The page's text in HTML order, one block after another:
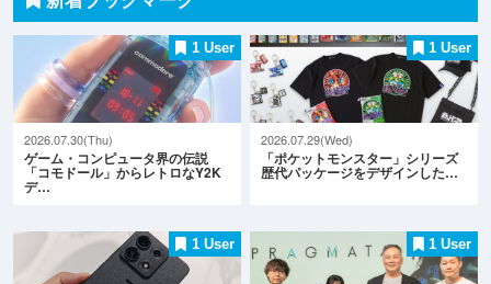
1 User
2026.07.30(Thu)
ゲーム・コンピュータ界の伝説
「コモドール」からレトロなY2K
デ…
1 User
2026.07.29(Wed)
「ポケットモンスター」シリーズ
歴代パッケージをデザインした…
1 User 1 User